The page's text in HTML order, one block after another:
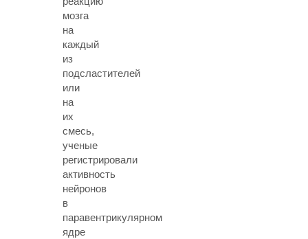
мозга
на
каждый
из
подсластителей
или
на
их
смесь,
ученые
регистрировали
активность
нейронов
в
паравентрикулярном
ядре